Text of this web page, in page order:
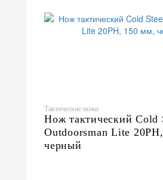
Тактические ножи
Нож тактический Cold
Outdoorsman Lite
черный